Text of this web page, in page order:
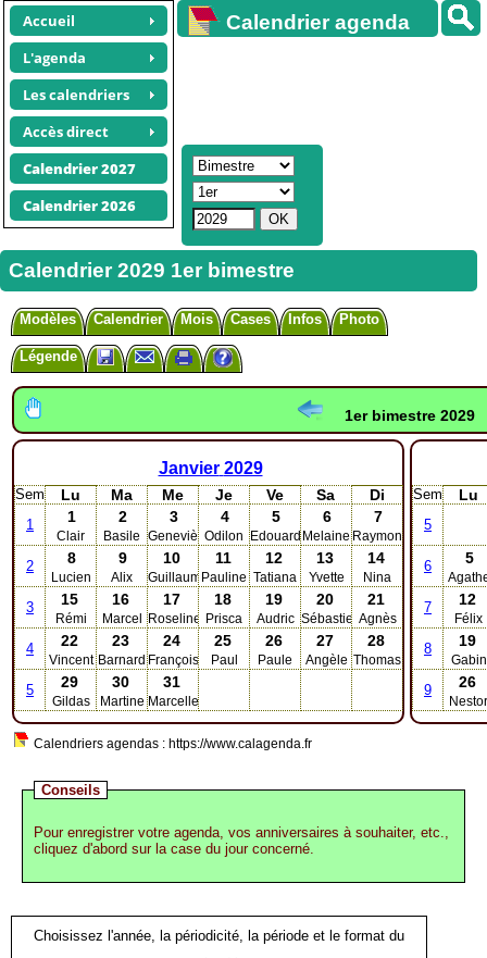
Accueil
L'agenda
Les calendriers
Accès direct
Calendrier 2027
Calendrier 2026
Calendrier agenda
Calendrier 2029 1er bimestre
Modèles Calendrier Mois Cases Infos Photo
Légende
1er bimestre 2029
Janvier 2029
Sem Lu Ma Me Je Ve Sa Di
1 1
Clair
2
Basile
3
Geneviève
4
Odilon
5
Edouard
6
Melaine
7
Raymond
2 8
Lucien
9
Alix
10
Guillaume
11
Pauline
12
Tatiana
13
Yvette
14
Nina
3 15
Rémi
16
Marcel
17
Roseline
18
Prisca
19
Audric
20
Sébastien
21
Agnès
4 22
Vincent
23
Barnard
24
François
25
Paul
26
Paule
27
Angèle
28
Thomas
5 29
Gildas
30
Martine
31
Marcelle
Sem Lu
5
6 5
7 12
Félix
8 19
Gabin
9 26
Nestor
Calendriers agendas : https://www.calagenda.fr
Conseils
Pour enregistrer votre agenda, vos anniversaires à souhaiter, etc.,
cliquez d'abord sur la case du jour concerné.
Choisissez l'année, la périodicité, la période et le format du